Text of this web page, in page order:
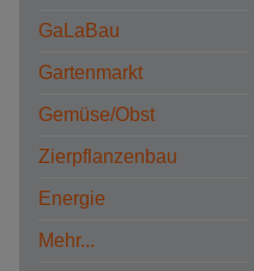
GaLaBau
Gartenmarkt
Gemüse/Obst
Zierpflanzenbau
Energie
Mehr...